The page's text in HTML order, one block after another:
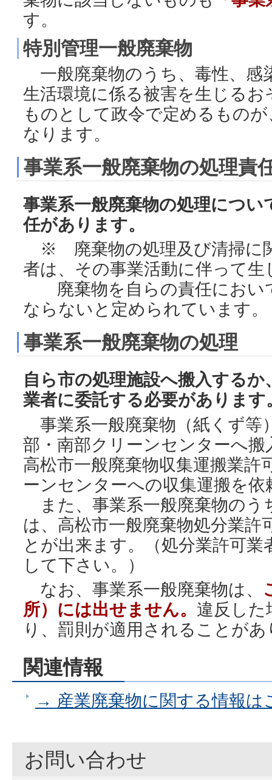
す。
特別管理一般廃棄物
一般廃棄物のうち、毒性、感
生活環境に係る被害を生じる
ものとして政令で定めるもの
なります。
事業系一般廃棄物の処理責
事業系一般廃棄物の処理につ
任があります。
※ 廃棄物の処理及び清掃に
者は、その事業活動に伴って生
廃棄物を自らの責任におい
ならないと定められています。
事業系一般廃棄物の処理
自ら市の処理施設へ搬入する
業者に委託する必要があります
事業系一般廃棄物（紙くず等
部・南部クリーンセンターへ
高松市一般廃棄物収集運搬業許
ーンセンターへの収集運搬を
また、事業系一般廃棄物のう
は、高松市一般廃棄物処分業許
とが出来ます。（処分業許可
して下さい。）
なお、事業系一般廃棄物は、
所）には出せません。 違反した
り、罰則が適用されることが
関連情報
→ 産業廃棄物に関する情報は
お問い合わせ